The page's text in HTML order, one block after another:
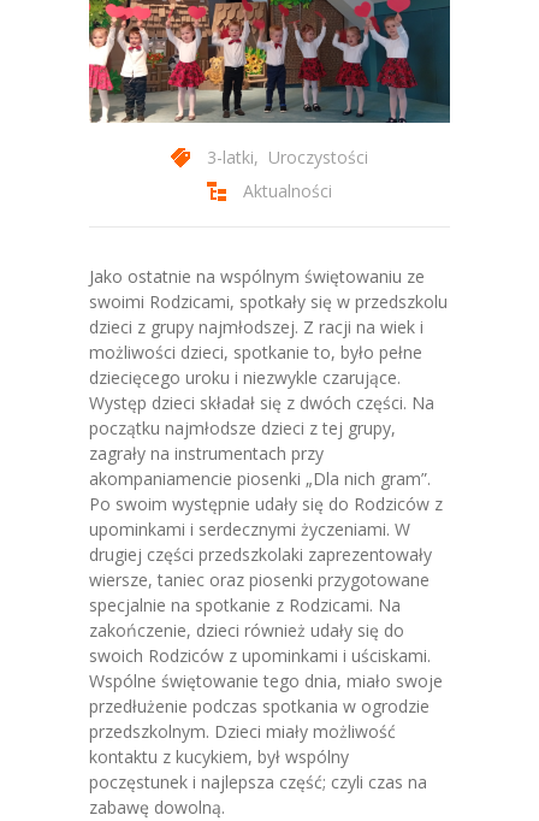
-- Plan Dnia
Aktualności
-- Wydarzenia Wspólne
-- Grupa 4-latków
-- Grupa 5-latków
-- Grupa 6-latków
Dla Rodziców
-- E-Lizak
-- Rekrutacja
-- Jadłospis
-- Opłaty
-- Do pobrania
Nazaretanki
Kontakt
3-latki, Uroczystości
Aktualności
Jako ostatnie na wspólnym świętowaniu ze
swoimi Rodzicami, spotkały się w przedszkolu
dzieci z grupy najmłodszej. Z racji na wiek i
możliwości dzieci, spotkanie to, było pełne
dziecięcego uroku i niezwykle czarujące.
Występ dzieci składał się z dwóch części. Na
początku najmłodsze dzieci z tej grupy,
zagrały na instrumentach przy
akompaniamencie piosenki „Dla nich gram”.
Po swoim występnie udały się do Rodziców z
upominkami i serdecznymi życzeniami. W
drugiej części przedszkolaki zaprezentowały
wiersze, taniec oraz piosenki przygotowane
specjalnie na spotkanie z Rodzicami. Na
zakończenie, dzieci również udały się do
swoich Rodziców z upominkami i uściskami.
Wspólne świętowanie tego dnia, miało swoje
przedłużenie podczas spotkania w ogrodzie
przedszkolnym. Dzieci miały możliwość
kontaktu z kucykiem, był wspólny
poczęstunek i najlepsza część; czyli czas na
zabawę dowolną.